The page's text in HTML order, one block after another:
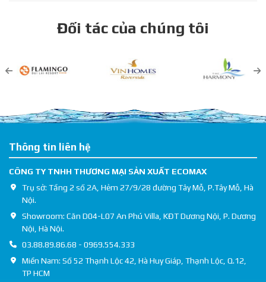
Đối tác của chúng tôi
Thông tin liên hệ
CÔNG TY TNHH THƯƠNG MẠI SẢN XUẤT ECOMAX
Trụ sở: Tầng 2 số 2A, Hẻm 27/9/28 đường Tây Mỗ, P.Tây Mỗ, Hà
Nội.
Showroom: Căn D04-L07 An Phú Villa, KĐT Dương Nội, P. Dương
Nội, Hà Nội.
03.88.89.86.68 - 0969.554.333
Miền Nam: Số 52 Thạnh Lộc 42, Hà Huy Giáp, Thạnh Lộc, Q.12,
TP HCM